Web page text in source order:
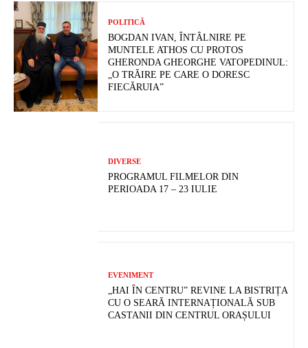
POLITICĂ
BOGDAN IVAN, ÎNTÂLNIRE PE
MUNTELE ATHOS CU PROTOS
GHERONDA GHEORGHE VATOPEDINUL:
„O TRĂIRE PE CARE O DORESC
FIECĂRUIA”
DIVERSE
PROGRAMUL FILMELOR DIN
PERIOADA 17 – 23 IULIE
EVENIMENT
„HAI ÎN CENTRU” REVINE LA BISTRIȚA
CU O SEARĂ INTERNAȚIONALĂ SUB
CASTANII DIN CENTRUL ORAȘULUI